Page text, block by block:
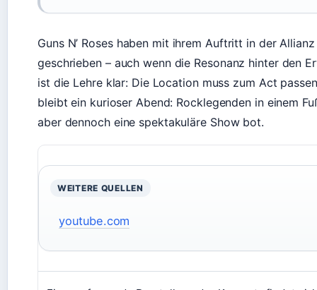
Guns N’ Roses haben mit ihrem Auftritt in der
geschrieben – auch wenn die Resonanz hinter den
ist die Lehre klar: Die Location muss zum Act
bleibt ein kurioser Abend: Rocklegenden in einem
aber dennoch eine spektakuläre Show bot.
WEITERE QUELLEN
youtube.com